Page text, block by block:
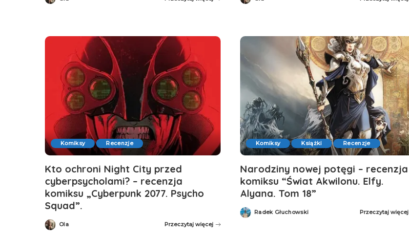
by by
Komiksy Recenzje
Kto ochroni Night City przed
cyberpsycholami? – recenzja
komiksu „Cyberpunk 2077. Psycho
Squad”.
Posted
by
Ola Przeczytaj więcej
Komiksy Książki Recenzje
Narodziny nowej potęgi – recenzja
komiksu “Świat Akwilonu. Elfy.
Alyana. Tom 18”
Posted
by
Radek Głuchowski Przeczytaj więcej